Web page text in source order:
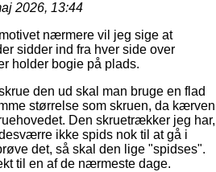
2026, 13:44
nærmere vil jeg sige at
sidder ind fra hver side over
holder bogie på plads.
den ud skal man bruge en flad
størrelse som skruen, da kærven
Den skruetrækker jeg har,
ikke spids nok til at gå i
det, så skal den lige "spidses".
til en af de nærmeste dage.